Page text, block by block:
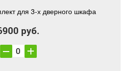
для 3-х дверного шкафа
руб.